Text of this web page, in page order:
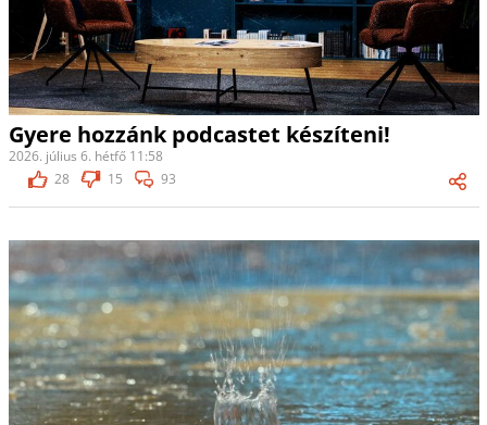
Gyere hozzánk podcastet készíteni!
2026. július 6. hétfő 11:58
28
15 93